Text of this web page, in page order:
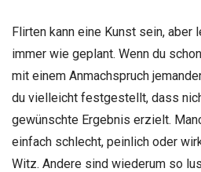
Flirten kann eine Kunst sein, aber
immer wie geplant. Wenn du
mit einem Anmachspruch
du vielleicht festgestellt, dass
gewünschte Ergebnis erzielt.
einfach schlecht, peinlich oder
Witz. Andere sind wiederum so